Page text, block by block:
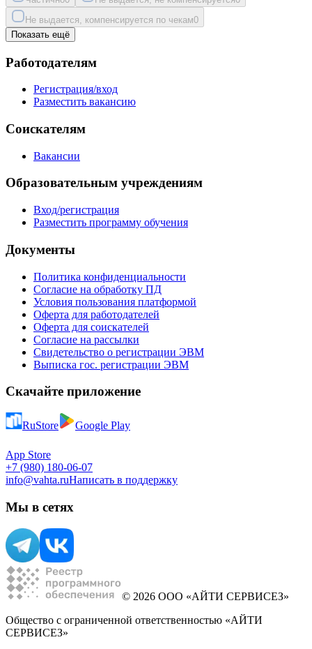
Не выдается, компенсируется по чекам0
Показать ещё
Работодателям
Регистрация/вход
Разместить вакансию
Соискателям
Вакансии
Образовательным учреждениям
Вход/регистрация
Разместить программу обучения
Документы
Политика конфиденциальности
Согласие на обработку ПД
Условия пользования платформой
Оферта для работодателей
Оферта для соискателей
Согласие на рассылки
Свидетельство о регистрации ЭВМ
Выписка гос. регистрации ЭВМ
Скачайте приложение
RuStore Google Play
App Store
+7 (980) 180-06-07
info@vahta.ruНаписать в поддержку
Мы в сетях
© 2026 ООО «АЙТИ СЕРВИСЕЗ»
Общество с ограниченной ответственностью «АЙТИ
СЕРВИСЕЗ»